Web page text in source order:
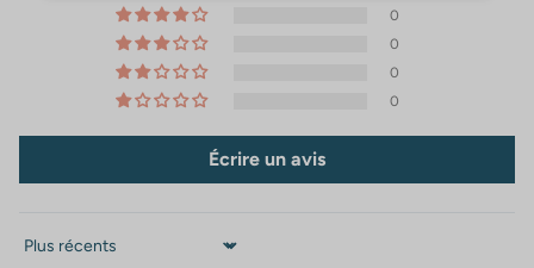
0
0
0
0
Écrire un avis
Sort by